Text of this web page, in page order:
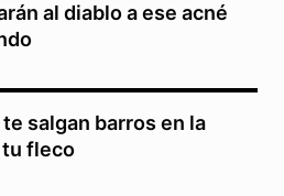
al diablo a ese acné
salgan barros en la
fleco